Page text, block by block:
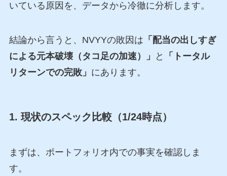
いている原因を、データから冷徹に分析します。
結論から言うと、NVYYの敗因は 「配当の出しすぎ
による元本破壊（タコ足の加速）」
と
「トータル
リターンでの完敗」 にあります。
1. 現状のスペック比較（1/24時点）
まずは、ポートフォリオ内での事実を確認しま
す。